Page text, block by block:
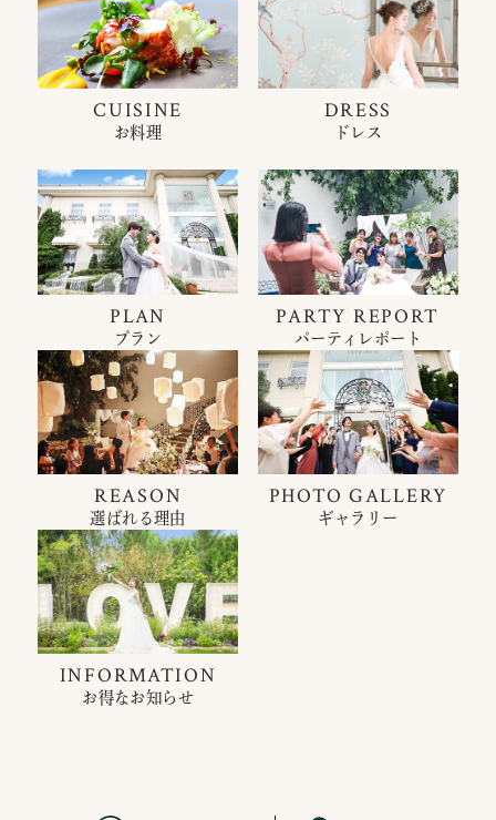
CUISINE
お料理
DRESS
ドレス
PLAN
プラン
PARTY REPORT
パーティレポート
REASON
選ばれる理由
PHOTO GALLERY
ギャラリー
INFORMATION
お得なお知らせ